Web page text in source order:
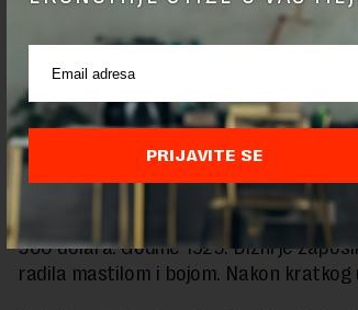
bio primoran da proglasi bankrot.
Preseljenje u Holivud
Volt i njegov brat Roj, uskoro su
preselili se u Holivud. Iverks se takođe
trojica pokrenuli Studio braće Dizni.
Margaret Vinkler, za prikazivanje
Osvalda, srećnog zeca, a za svaki
500 dolara. Godine 1925. Dizni je
radila mastilom i bojom. Nakon
PRIJAVITE SE